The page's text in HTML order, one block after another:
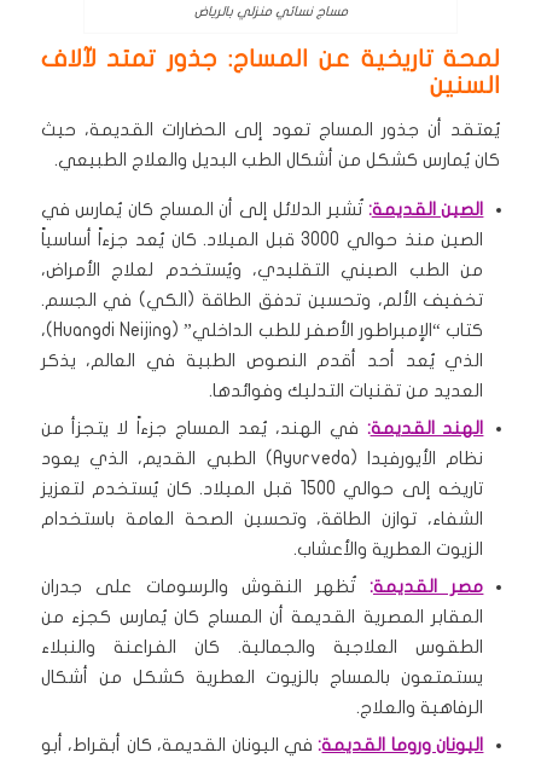
مساج نسائي منزلي بالرياض
لمحة تاريخية عن المساج: جذور تمتد لآلاف
السنين
يُعتقد أن جذور المساج تعود إلى الحضارات القديمة، حيث
كان يُمارس كشكل من أشكال الطب البديل والعلاج الطبيعي.
الصين القديمة: تُشير الدلائل إلى أن المساج كان يُمارس في
الصين منذ حوالي 3000 قبل الميلاد. كان يُعد جزءاً أساسياً
من الطب الصيني التقليدي، ويُستخدم لعلاج الأمراض،
تخفيف الألم، وتحسين تدفق الطاقة (الكي) في الجسم.
كتاب “الإمبراطور الأصفر للطب الداخلي” (Huangdi Neijing)،
الذي يُعد أحد أقدم النصوص الطبية في العالم، يذكر
العديد من تقنيات التدليك وفوائدها.
الهند القديمة: في الهند، يُعد المساج جزءاً لا يتجزأ من
نظام الأيورفيدا (Ayurveda) الطبي القديم، الذي يعود
تاريخه إلى حوالي 1500 قبل الميلاد. كان يُستخدم لتعزيز
الشفاء، توازن الطاقة، وتحسين الصحة العامة باستخدام
الزيوت العطرية والأعشاب.
مصر القديمة: تُظهر النقوش والرسومات على جدران
المقابر المصرية القديمة أن المساج كان يُمارس كجزء من
الطقوس العلاجية والجمالية. كان الفراعنة والنبلاء
يستمتعون بالمساج بالزيوت العطرية كشكل من أشكال
الرفاهية والعلاج.
اليونان وروما القديمة:في اليونان القديمة، كان أبقراط، أبو